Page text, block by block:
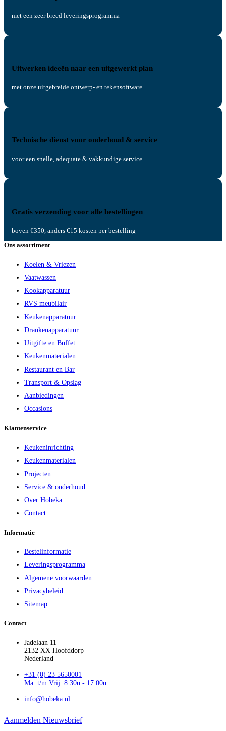
met een zeer breed leveringsprogramma
Uitwerken ideeën naar een uitgewerkt plan
met onze uitgebreide ontwerp- en tekensoftware
Technische dienst voor onderhoud & service
voor een snelle, adequate & vakkundige service
Gratis verzending voor alle bestellingen
boven €350, anders €15 kosten per bestelling
Ons assortiment
Koelen & Vriezen
Vaatwassen
Kookapparatuur
RVS meubilair
Keukenapparatuur
Drankenapparatuur
Uitgifte en Buffet
Keukenmaterialen
Restaurant en Bar
Transport & Opslag
Aanbiedingen
Occasions
Klantenservice
Keukeninrichting
Keukenmaterialen
Projecten
Service & onderhoud
Over Hobeka
Contact
Informatie
Bestelinformatie
Leveringsprogramma
Algemene voorwaarden
Privacybeleid
Sitemap
Contact
Jadelaan 11
2132 XX Hoofddorp
Nederland
+31 (0) 23 5650001
Ma. t/m Vrij. 8:30u - 17:00u
info@hobeka.nl
Aanmelden Nieuwsbrief